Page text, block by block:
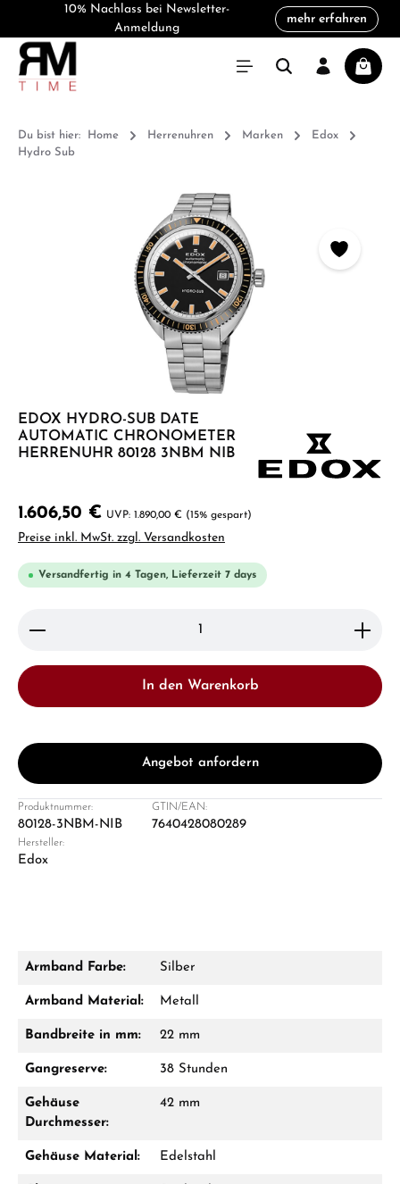
10% Nachlass bei Newsletter-
Anmeldung
mehr erfahren
Du bist hier: Home Herrenuhren Marken
Edox
Hydro Sub
Bildergalerie überspringen
EDOX HYDRO-SUB DATE
AUTOMATIC CHRONOMETER
HERRENUHR 80128 3NBM NIB
1.606,50 € 1.890,00 € (15% gespart)
Preise inkl. MwSt. zzgl. Versandkosten
Versandfertig in 4 Tagen, Lieferzeit 7 days
Produkt Anzahl: Gib den gewünschten Wert ein
In den Warenkorb
Angebot anfordern
Produktnummer:
80128-3NBM-NIB
GTIN/EAN:
7640428080289
Hersteller:
Edox
Armband Farbe: Silber
Armband Material: Metall
Bandbreite in mm: 22 mm
Gangreserve: 38 Stunden
Gehäuse
Durchmesser:
42 mm
Gehäuse Material: Edelstahl